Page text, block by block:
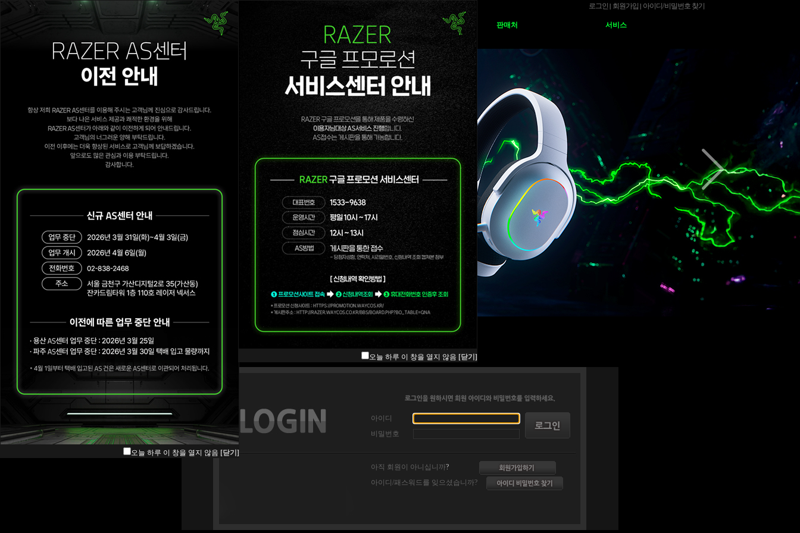
오늘 하루 이 창을 열지 않음 [닫기]
오늘 하루 이 창을 열지 않음 [닫기]
로그인 | 회원가입 | 아이디 /비밀번호 찾기
제품 판매처 서비스
아이디
비밀번호
아직 회원이 아니십니까?
아이디/패스워드를 잊으셨습니까?